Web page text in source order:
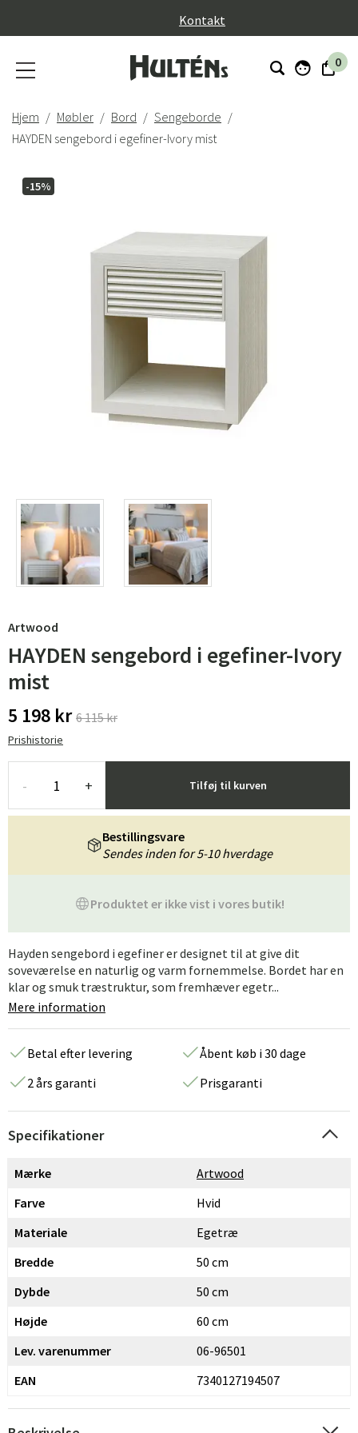
Kontakt
0
Hjem Møbler Bord
Sengeborde
HAYDEN sengebord i egefiner-Ivory mist
-15%
Artwood
HAYDEN sengebord i egefiner-Ivory
mist
5 198 kr 6 115 kr
Prishistorie
- + Tilføj til kurven
Produktet er ikke vist i vores butik!
Bestillingsvare
Sendes inden for 5-10 hverdage
Hayden sengebord i egefiner er designet til at give dit
soveværelse en naturlig og varm fornemmelse. Bordet har en
klar og smuk træstruktur, som fremhæver egetr...
Mere information
Betal efter levering
Åbent køb i 30 dage
2 års garanti
Prisgaranti
Specifikationer
Mærke
Artwood
Farve
Hvid
Materiale
Egetræ
Bredde
50 cm
Dybde
50 cm
Højde
60 cm
Lev. varenummer
06-96501
EAN
7340127194507